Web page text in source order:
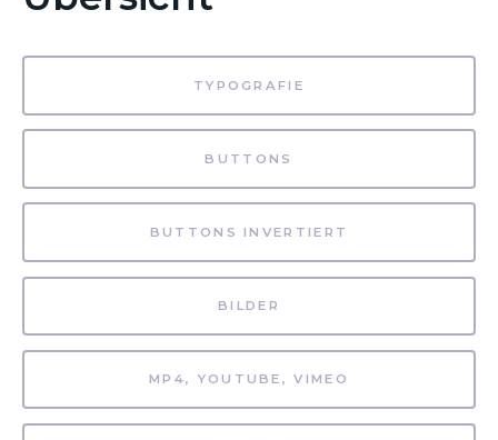
TYPOGRAFIE
BUTTONS
BUTTONS INVERTIERT
BILDER
MP4, YOUTUBE, VIMEO